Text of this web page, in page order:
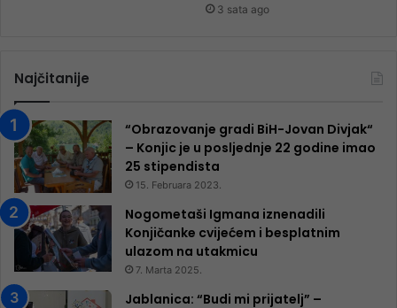
3 sata ago
Najčitanije
“Obrazovanje gradi BiH-Jovan Divjak“
– Konjic je u posljednje 22 godine imao
25 ​​stipendista
15. Februara 2023.
Nogometaši Igmana iznenadili
Konjičanke cvijećem i besplatnim
ulazom na utakmicu
7. Marta 2025.
Jablanica: “Budi mi prijatelj” –